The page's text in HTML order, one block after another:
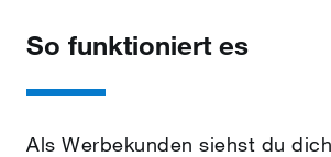
So funktioniert es
Als Werbekunden siehst du